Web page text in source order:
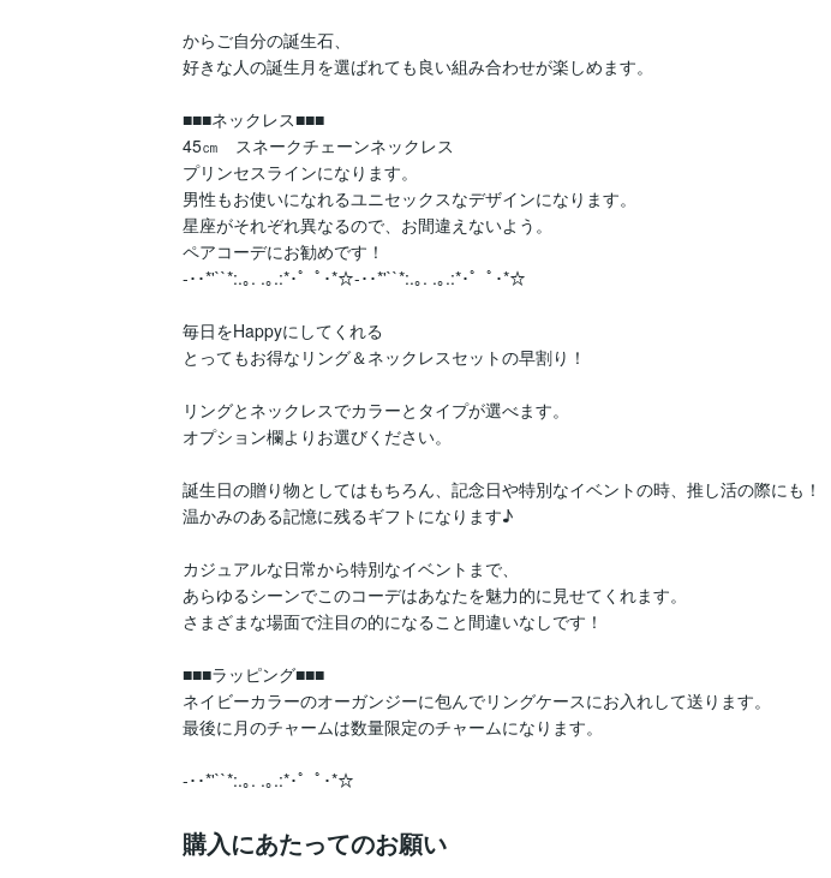
からご自分の誕生石、
好きな人の誕生月を選ばれても良い組み合わせが楽しめます。
■■■ネックレス■■■
45㎝　スネークチェーンネックレス
プリンセスラインになります。
男性もお使いになれるユニセックスなデザインになります。
星座がそれぞれ異なるので、お間違えないよう。
ペアコーデにお勧めです！
-･･*'``*:.｡. .｡.:*･゜ﾟ･*☆-･･*'``*:.｡. .｡.:*･゜ﾟ･*☆
毎日をHappyにしてくれる
とってもお得なリング＆ネックレスセットの早割り！
リングとネックレスでカラーとタイプが選べます。
オプション欄よりお選びください。
誕生日の贈り物としてはもちろん、記念日や特別なイベントの時、推し活の際にも！
温かみのある記憶に残るギフトになります♪
カジュアルな日常から特別なイベントまで、
あらゆるシーンでこのコーデはあなたを魅力的に見せてくれます。
さまざまな場面で注目の的になること間違いなしです！
■■■ラッピング■■■
ネイビーカラーのオーガンジーに包んでリングケースにお入れして送ります。
最後に月のチャームは数量限定のチャームになります。
-･･*'``*:.｡. .｡.:*･゜ﾟ･*☆
購入にあたってのお願い